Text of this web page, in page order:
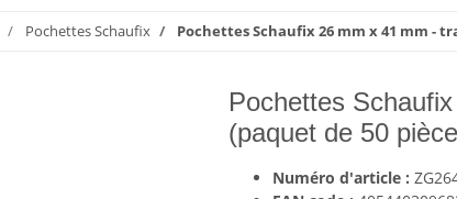
Pochettes Schaufix Pochettes Schaufix 26 mm x 41 mm -
Pochettes
(paquet de 50
Numéro d'article :